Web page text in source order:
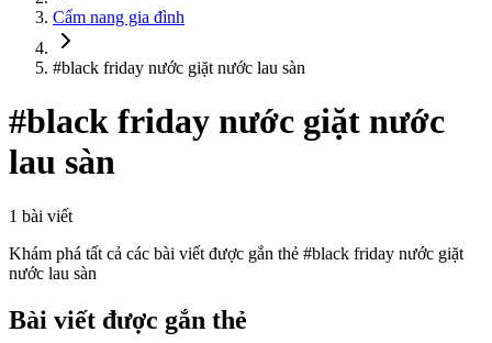
Cẩm nang gia đình
#black friday nước giặt nước lau sàn
#black friday nước giặt nước
lau sàn
1 bài viết
Khám phá tất cả các bài viết được gắn thẻ #black friday nước giặt
nước lau sàn
Bài viết được gắn thẻ